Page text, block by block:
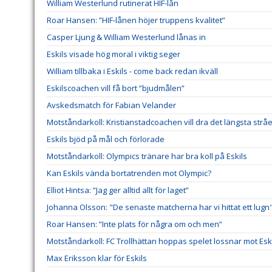
William Westerlund rutinerat HIF-lån
Roar Hansen: ”HIF-lånen höjer truppens kvalitet”
Casper Ljung & William Westerlund lånas in
Eskils visade hög moral i viktig seger
William tillbaka i Eskils - come back redan ikväll
Eskilscoachen vill få bort ”bjudmålen”
Avskedsmatch för Fabian Velander
Motståndarkoll: Kristianstadcoachen vill dra det längsta
Eskils bjöd på mål och förlorade
Motståndarkoll: Olympics tränare har bra koll på Eskils
Kan Eskils vända bortatrenden mot Olympic?
Elliot Hintsa: ”Jag ger alltid allt för laget”
Johanna Olsson: "De senaste matcherna har vi hittat ett lugn"
Roar Hansen: ”Inte plats för några om och men”
Motståndarkoll: FC Trollhättan hoppas spelet lossnar mot
Max Eriksson klar för Eskils